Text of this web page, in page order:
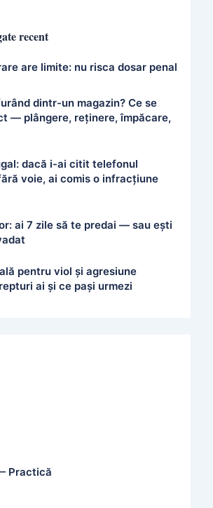
recent
are limite: nu risca dosar penal
dintr-un magazin? Ce se
— plângere, reținere, împăcare,
dacă i-ai citit telefonul
voie, ai comis o infracțiune
ai 7 zile să te predai — sau ești
pentru viol și agresiune
ai și ce pași urmezi
Practică